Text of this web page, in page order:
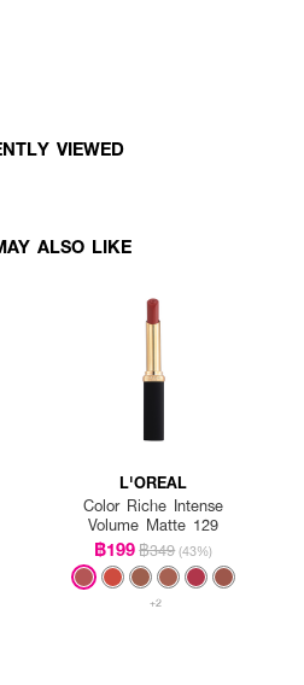
VIEWED
ALSO LIKE
L'OREAL
Color Riche Intense
Volume Matte 129
฿199฿349 (43%)
+2